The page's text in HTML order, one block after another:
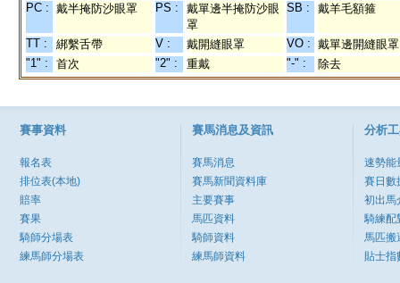
PC : 戴半掩防沙眼罩 PS :
戴單邊半掩防沙眼
罩
SB : 戴羊毛額箍
TT : 綁繫舌帶 V : 戴開縫眼罩 VO : 戴單邊開縫眼罩
"1" :
首次 "2" : 重戴 "-" : 除去
賽事資料
報名表
排位表(本地)
賠率
賽果
騎師分場表
練馬師分場表
賽馬消息及資訊
賽馬消息
賽馬新聞資料庫
主要賽事
馬匹資料
騎師資料
練馬師資料
分析
速勢能
賽日數
初出馬
騎練配
馬匹搬
貼士指